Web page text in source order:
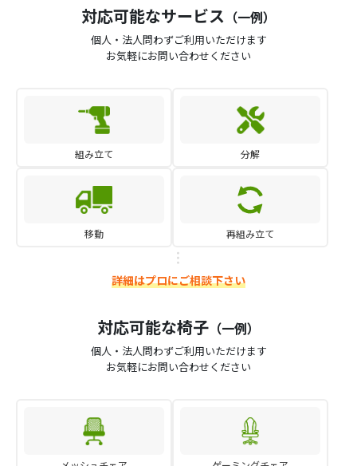
対応可能なサービス （一例）
個人・法人問わずご利用いただけます
お気軽にお問い合わせください
組み立て 分解
移動 再組み立て
詳細はプロにご相談下さい
対応可能な椅子 （一例）
個人・法人問わずご利用いただけます
お気軽にお問い合わせください